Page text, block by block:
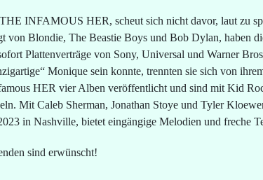
INFAMOUS HER, scheut sich nicht davor, laut zu
von Blondie, The Beastie Boys und Bob Dylan, haben
Plattenverträge von Sony, Universal und Warner
Monique sein konnte, trennten sie sich von
HER vier Alben veröffentlicht und sind mit Kid
Mit Caleb Sherman, Jonathan Stoye und Tyler
in Nashville, bietet eingängige Melodien und freche
sind erwünscht!